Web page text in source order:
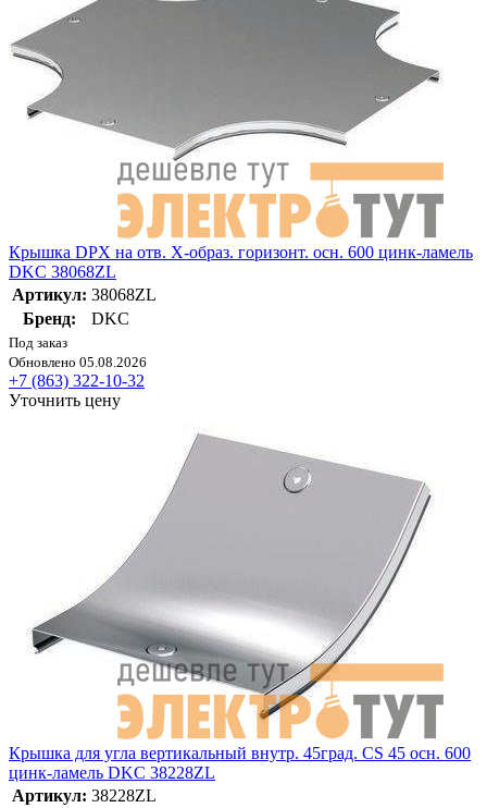
Крышка DPX на отв. Х-образ. горизонт. осн. 600 цинк-ламель
DKC 38068ZL
Артикул: 38068ZL
Бренд:
DKC
Под заказ
Обновлено 05.08.2026
+7 (863) 322-10-32
Уточнить цену
Крышка для угла вертикальный внутр. 45град. CS 45 осн. 600
цинк-ламель DKC 38228ZL
Артикул: 38228ZL